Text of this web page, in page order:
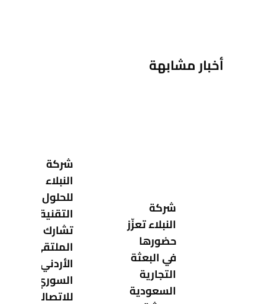
أخبار مشابهة
شركة
النبلاء تعزّز
حضورها
في البعثة
التجارية
السعودية
شركة
النبلاء
للحلول
التقنية
تشارك في
الملتقى
الأردني–
السوري
للاتصالات